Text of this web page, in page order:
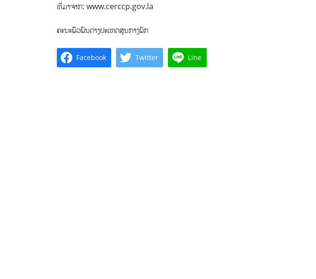
ທີ່ມາຈາກ: www.cerccp.gov.la
ຄະນະພົວພັນຕ່າງປະເທດສູນກາງພັກ
Facebook Twitter Line